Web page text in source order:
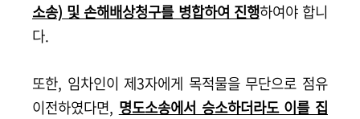
소송) 및 손해배상청구를 병합하여 진행하여야 합니
다.
또한, 임차인이 제3자에게 목적물을 무단으로 점유
이전하였다면, 명도소송에서 승소하더라도 이를 집